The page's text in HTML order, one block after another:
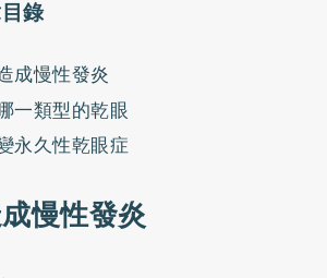
錄
成慢性發炎
一類型的乾眼
永久性乾眼症
慢性發炎